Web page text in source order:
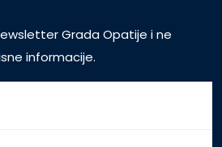
Grada Opatije i ne
informacije.